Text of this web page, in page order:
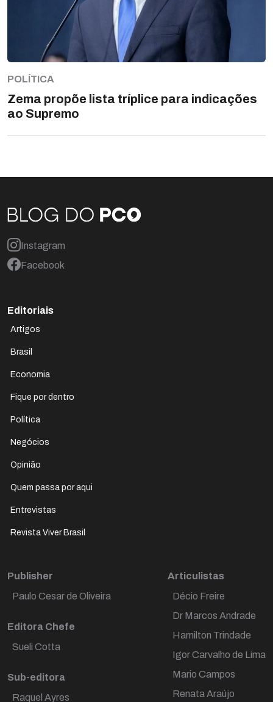
POLÍTICA
Zema propõe lista tríplice para indicações
ao Supremo
Instagram
Facebook
Editoriais
Artigos
Brasil
Economia
Fique por dentro
Política
Negócios
Opinião
Quem passa por aqui
Entrevistas
Revista Viver Brasil
Publisher
Paulo Cesar de Oliveira
Editora Chefe
Sueli Cotta
Sub-editora
Raquel Ayres
Articulistas
Décio Freire
Dr Marcos Andrade
Hamilton Trindade
Igor Carvalho de Lima
Mario Campos
Renata Araújo
Preencha seus dados e receba nossa news
diariamente pelo seu e-mail.